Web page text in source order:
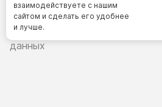
Счетчики посетителей в РФ
Политика в области
данных
взаимодействуете с нашим
сайтом и сделать его удобнее
и лучше.